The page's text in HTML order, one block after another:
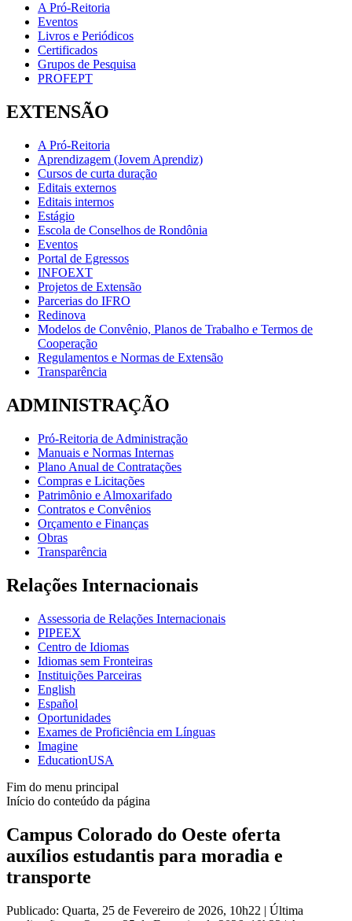
A Pró-Reitoria
Eventos
Livros e Periódicos
Certificados
Grupos de Pesquisa
PROFEPT
EXTENSÃO
A Pró-Reitoria
Aprendizagem (Jovem Aprendiz)
Cursos de curta duração
Editais externos
Editais internos
Estágio
Escola de Conselhos de Rondônia
Eventos
Portal de Egressos
INFOEXT
Projetos de Extensão
Parcerias do IFRO
Redinova
Modelos de Convênio, Planos de Trabalho e Termos de
Cooperação
Regulamentos e Normas de Extensão
Transparência
ADMINISTRAÇÃO
Pró-Reitoria de Administração
Manuais e Normas Internas
Plano Anual de Contratações
Compras e Licitações
Patrimônio e Almoxarifado
Contratos e Convênios
Orçamento e Finanças
Obras
Transparência
Relações Internacionais
Assessoria de Relações Internacionais
PIPEEX
Centro de Idiomas
Idiomas sem Fronteiras
Instituições Parceiras
English
Español
Oportunidades
Exames de Proficiência em Línguas
Imagine
EducationUSA
Fim do menu principal
Início do conteúdo da página
Campus Colorado do Oeste oferta
auxílios estudantis para moradia e
transporte
Publicado: Quarta, 25 de Fevereiro de 2026, 10h22 | Última